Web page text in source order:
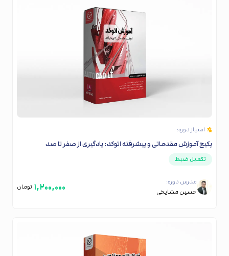
امتیاز دوره:
پکیج آموزش مقدماتی و پیشرفته اتوکد: یادگیری از صفر تا صد
تکمیل ضبط
مدرس دوره:
حسین مشایخی
۱,۲۰۰,۰۰۰ تومان